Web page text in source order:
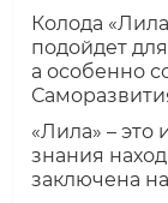
Колода
подойдет
а особенно
«Лила» – это
знания
заключена